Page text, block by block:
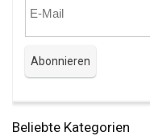
Beliebte Kategorien